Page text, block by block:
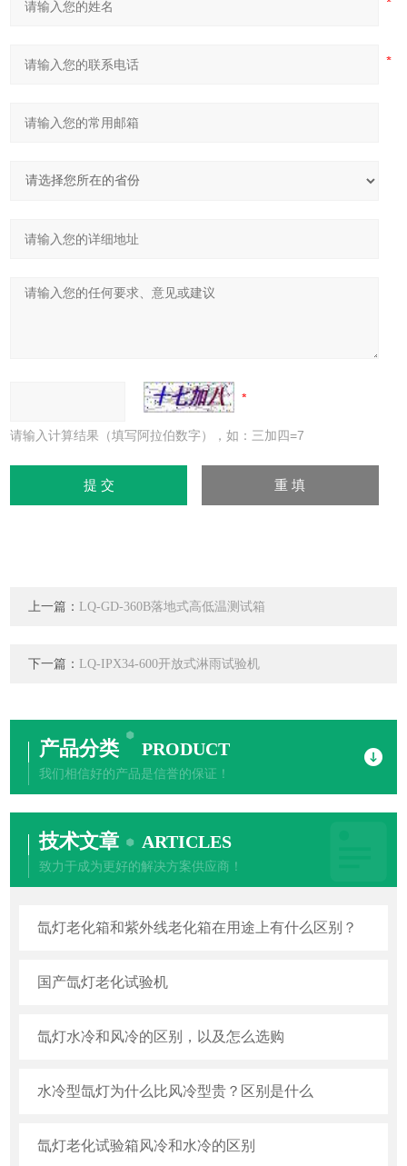
请输入计算结果（填写阿拉伯数字），如：三加四=7
上一篇： LQ-GD-360B落地式高低温测试箱
下一篇： LQ-IPX34-600开放式淋雨试验机
产品分类 PRODUCT
我们相信好的产品是信誉的保证！
技术文章 ARTICLES
致力于成为更好的解决方案供应商！
氙灯老化箱和紫外线老化箱在用途上有什么区别？
国产氙灯老化试验机
氙灯水冷和风冷的区别，以及怎么选购
水冷型氙灯为什么比风冷型贵？区别是什么
氙灯老化试验箱风冷和水冷的区别